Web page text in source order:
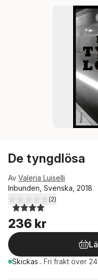
De tyngdlösa
Av Valeria Luiselli
Inbunden, Svenska, 2018
4,0utav 5 stjärnor. Totalt
(2)
236 kr
Skickas . Fri frakt över